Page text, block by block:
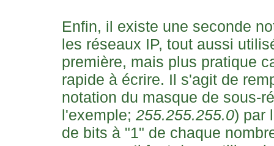
Enfin, il existe une seconde
les réseaux IP, tout aussi
première, mais plus pratique
rapide à écrire. Il s'agit de
notation du masque de sous-
l'exemple; 255.255.255.0) par
de bits à "1" de chaque